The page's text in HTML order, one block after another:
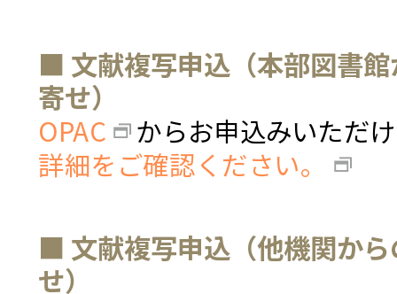
■ 文献複写申込（本部図書
寄せ）
OPAC
からお申込みいただ
詳細をご確認ください。
■ 文献複写申込（他機関か
せ）